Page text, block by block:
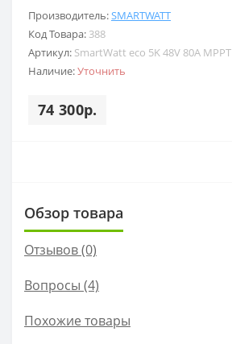
Производитель:SMARTWATT
Код Товара: 388
Артикул: SmartWatt eco 5K 48V 80A MPPT
Наличие:Уточнить
74 300р.
Обзор товара
Отзывов (0)
Вопросы (4)
Похожие товары